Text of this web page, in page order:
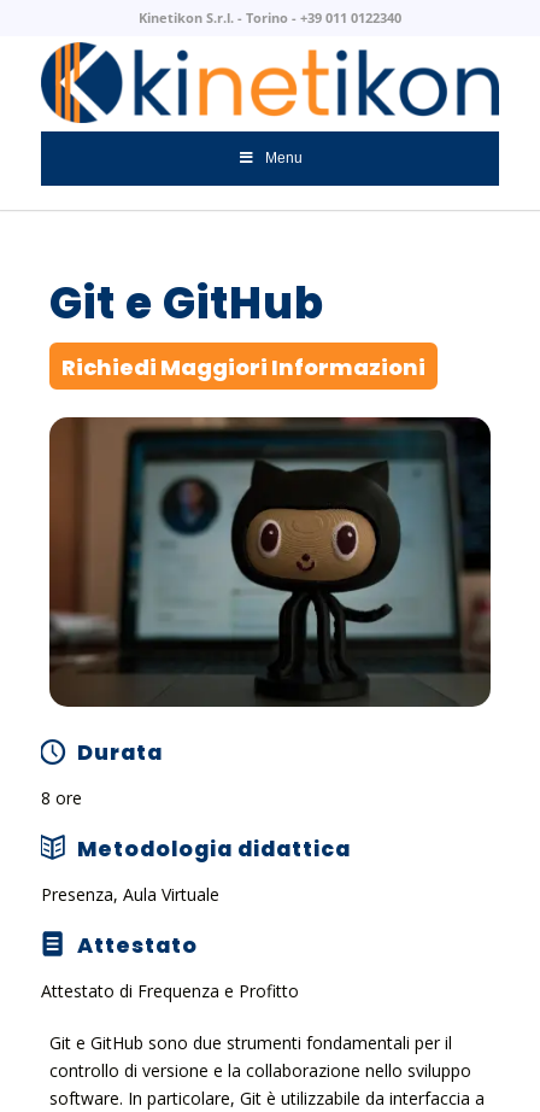
Kinetikon S.r.l. - Torino - +39 011 0122340
Menu
Git e GitHub
Richiedi Maggiori Informazioni
Durata
8 ore
Metodologia didattica
Presenza, Aula Virtuale
Attestato
Attestato di Frequenza e Profitto
Git e GitHub sono due strumenti fondamentali per il
controllo di versione e la collaborazione nello sviluppo
software. In particolare, Git è utilizzabile da interfaccia a